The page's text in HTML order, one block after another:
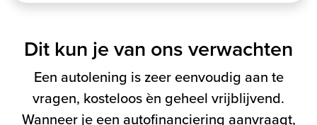
Dit kun je van ons verwachten
Een autolening is zeer eenvoudig aan te
vragen, kosteloos èn geheel vrijblijvend.
Wanneer je een autofinanciering aanvraagt,